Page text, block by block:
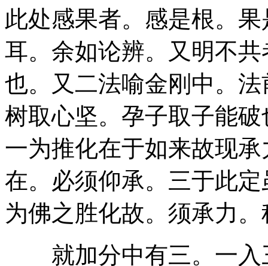
此处感果者。感是根。
耳。余如论辨。又明不
也。又二法喻金刚中。
树取心坚。孕子取子能
一为推化在于如来故现
在。必须仰承。三于此
为佛之胜化故。须承力
就加分中有三。一入